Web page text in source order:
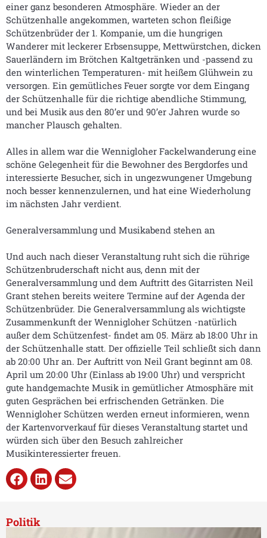
einer ganz besonderen Atmosphäre. Wieder an der
Schützenhalle angekommen, warteten schon fleißige
Schützenbrüder der 1. Kompanie, um die hungrigen
Wanderer mit leckerer Erbsensuppe, Mettwürstchen, dicken
Sauerländern im Brötchen Kaltgetränken und -passend zu
den winterlichen Temperaturen- mit heißem Glühwein zu
versorgen. Ein gemütliches Feuer sorgte vor dem Eingang
der Schützenhalle für die richtige abendliche Stimmung,
und bei Musik aus den 80’er und 90’er Jahren wurde so
mancher Plausch gehalten.
Alles in allem war die Wennigloher Fackelwanderung eine
schöne Gelegenheit für die Bewohner des Bergdorfes und
interessierte Besucher, sich in ungezwungener Umgebung
noch besser kennenzulernen, und hat eine Wiederholung
im nächsten Jahr verdient.
Generalversammlung und Musikabend stehen an
Und auch nach dieser Veranstaltung ruht sich die rührige
Schützenbruderschaft nicht aus, denn mit der
Generalversammlung und dem Auftritt des Gitarristen Neil
Grant stehen bereits weitere Termine auf der Agenda der
Schützenbrüder. Die Generalversammlung als wichtigste
Zusammenkunft der Wennigloher Schützen -natürlich
außer dem Schützenfest- findet am 05. März ab 18:00 Uhr in
der Schützenhalle statt. Der offizielle Teil schließt sich dann
ab 20:00 Uhr an. Der Auftritt von Neil Grant beginnt am 08.
April um 20:00 Uhr (Einlass ab 19:00 Uhr) und verspricht
gute handgemachte Musik in gemütlicher Atmosphäre mit
guten Gesprächen bei erfrischenden Getränken. Die
Wennigloher Schützen werden erneut informieren, wenn
der Kartenvorverkauf für dieses Veranstaltung startet und
würden sich über den Besuch zahlreicher
Musikinteressierter freuen.
Politik